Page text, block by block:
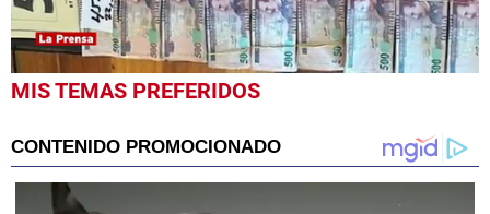
0
seconds
seconds
MIS TEMAS PREFERIDOS